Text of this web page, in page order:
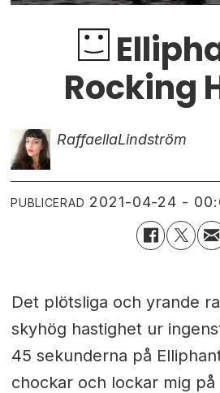
Rocking
RaffaellaLindström
PUBLICERAD 2021-04-24 -
Det plötsliga och yrande
skyhög hastighet ur
45 sekunderna på
chockar och lockar mig på